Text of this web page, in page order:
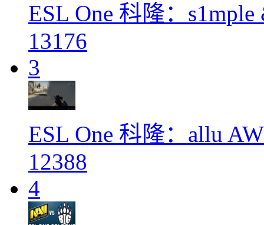
ESL One 科隆：
13176
3
ESL One 科隆：allu
12388
4